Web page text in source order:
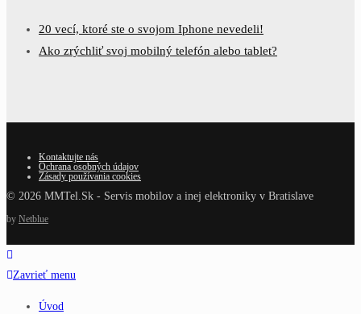
20 vecí, ktoré ste o svojom Iphone nevedeli!
Ako zrýchliť svoj mobilný telefón alebo tablet?
Kontaktujte nás
Ochrana osobných údajov
Zásady používania cookies
© 2026 MMTel.Sk - Servis mobilov a inej elektroniky v Bratislave
by Netblue
Zavrieť menu
Úvod